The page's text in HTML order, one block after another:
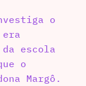
o
escola
o
Margô.